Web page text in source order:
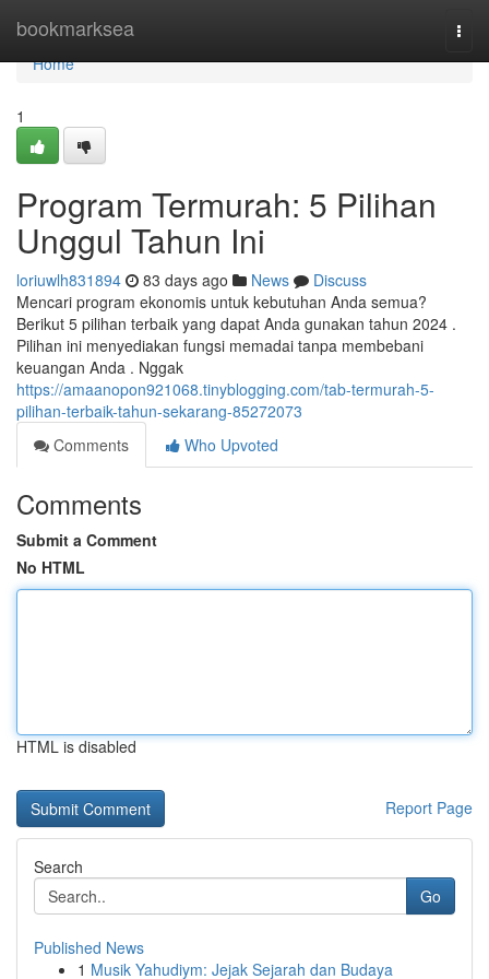
bookmarksea
Home
Home
1
Program Termurah: 5 Pilihan
Unggul Tahun Ini
loriuwlh831894 83 days ago News
Discuss
Mencari program ekonomis untuk kebutuhan Anda semua?
Berikut 5 pilihan terbaik yang dapat Anda gunakan tahun 2024 .
Pilihan ini menyediakan fungsi memadai tanpa membebani
keuangan Anda . Nggak
https://amaanopon921068.tinyblogging.com/tab-termurah-5-
pilihan-terbaik-tahun-sekarang-85272073
Comments
Who Upvoted
Comments
Submit a Comment
No HTML
HTML is disabled
Report Page
Search
Go
Published News
1 Musik Yahudiym: Jejak Sejarah dan Budaya